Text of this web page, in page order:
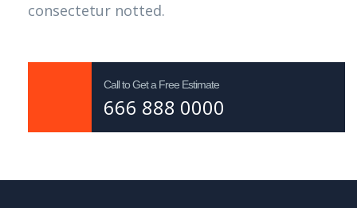
consectetur notted.
Call to Get a Free Estimate
666 888 0000